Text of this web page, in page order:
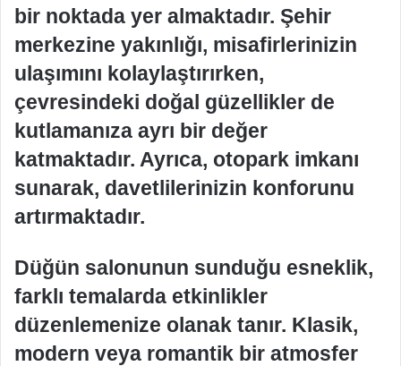
bir noktada yer almaktadır. Şehir
merkezine yakınlığı, misafirlerinizin
ulaşımını kolaylaştırırken,
çevresindeki doğal güzellikler de
kutlamanıza ayrı bir değer
katmaktadır. Ayrıca, otopark imkanı
sunarak, davetlilerinizin konforunu
artırmaktadır.
Düğün salonunun sunduğu esneklik,
farklı temalarda etkinlikler
düzenlemenize olanak tanır. Klasik,
modern veya romantik bir atmosfer